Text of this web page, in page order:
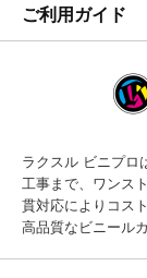
ご利用ガイド
ラクスル ビニプロ
工事まで、ワンス
貫対応によりコス
高品質なビニール